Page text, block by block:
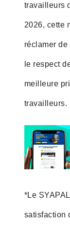
travailleurs
2026, cette
réclamer
le respect
meilleure
travailleurs.
*Le
satisfaction